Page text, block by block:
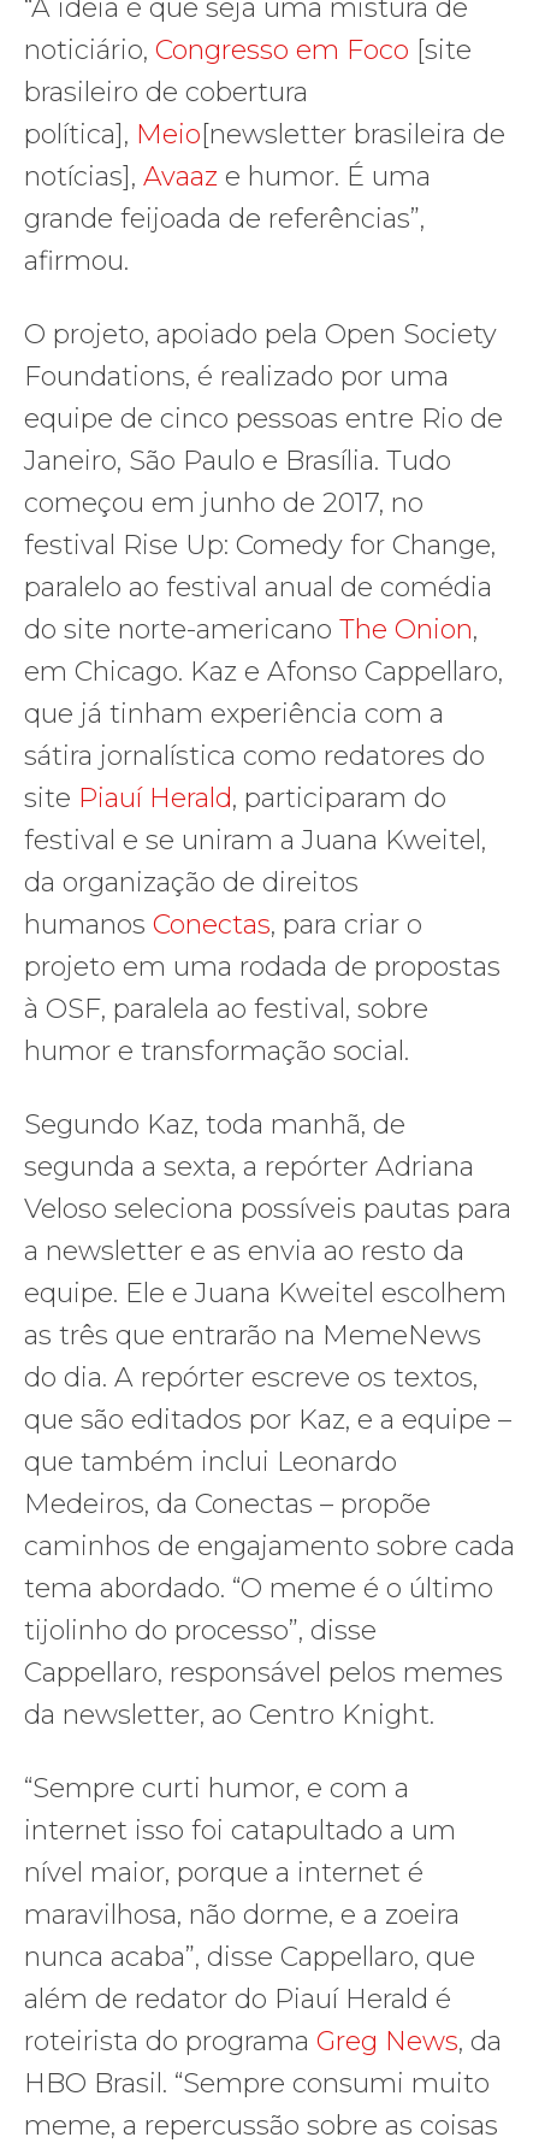
“A ideia é que seja uma mistura de
noticiário, Congresso em Foco [site
brasileiro de cobertura
política], Meio[newsletter brasileira de
notícias], Avaaz e humor. É uma
grande feijoada de referências”,
afirmou.
O projeto, apoiado pela Open Society
Foundations, é realizado por uma
equipe de cinco pessoas entre Rio de
Janeiro, São Paulo e Brasília. Tudo
começou em junho de 2017, no
festival Rise Up: Comedy for Change,
paralelo ao festival anual de comédia
do site norte-americano The Onion,
em Chicago. Kaz e Afonso Cappellaro,
que já tinham experiência com a
sátira jornalística como redatores do
site Piauí Herald, participaram do
festival e se uniram a Juana Kweitel,
da organização de direitos
humanos Conectas, para criar o
projeto em uma rodada de propostas
à OSF, paralela ao festival, sobre
humor e transformação social.
Segundo Kaz, toda manhã, de
segunda a sexta, a ​repórter Adriana
Veloso​ seleciona possíveis pautas para
a newsletter e as envia ao resto da
equipe. Ele e Juana Kweitel escolhem
as três que entrarão na MemeNews
do dia. A repórter escreve os textos,
que são editados por Kaz, e a equipe –
que também inclui Leonardo
Medeiros, da Conectas – propõe
caminhos de engajamento sobre cada
tema abordado. “O meme é o último
tijolinho do processo”, disse
Cappellaro, responsável pelos memes
da newsletter, ao Centro Knight.
“Sempre curti humor, e com a
internet isso foi catapultado a um
nível maior, porque a internet é
maravilhosa, não dorme, e a zoeira
nunca acaba”, disse Cappellaro, que
além de redator do Piauí Herald é
roteirista do programa Greg News, da
HBO Brasil. “Sempre consumi muito
meme, a repercussão sobre as coisas